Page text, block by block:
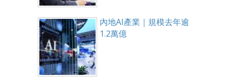
內地AI產業｜規模去年逾
1.2萬億